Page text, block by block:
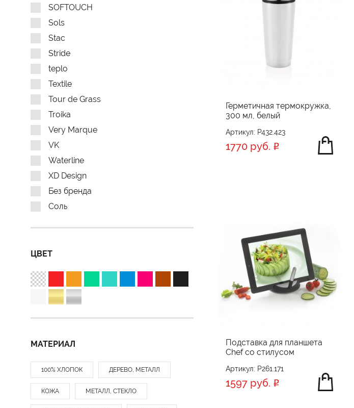
SOFTOUCH
Sols
Stac
Stride
teplo
Textile
Tour de Grass
Troika
Very Marque
VK
Waterline
XD Design
Без бренда
Соль
ЦВЕТ
МАТЕРИАЛ
100% ХЛОПОК ДЕРЕВО, МЕТАЛЛ
КОЖА МЕТАЛЛ, СТЕКЛО
Герметичная термокружка,
300 мл, белый
Артикул: P432.423
1770 руб.
Подставка для планшета
Chef со стилусом
Артикул: P261.171
1597 руб.